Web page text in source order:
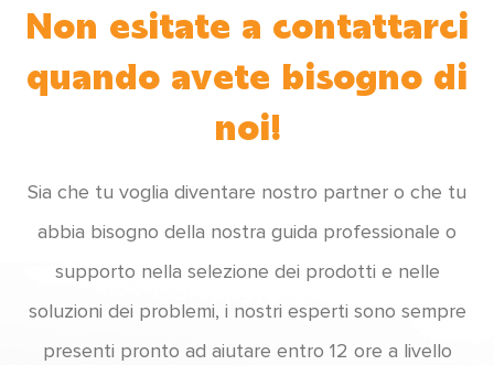
Non esitate a contattarci
quando avete bisogno di
noi!
Sia che tu voglia diventare nostro partner o che tu
abbia bisogno della nostra guida professionale o
supporto nella selezione dei prodotti e nelle
soluzioni dei problemi, i nostri esperti sono sempre
presenti pronto ad aiutare entro 12 ore a livello